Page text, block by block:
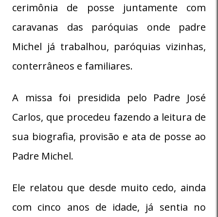
cerimônia de posse juntamente com
caravanas das paróquias onde padre
Michel já trabalhou, paróquias vizinhas,
conterrâneos e familiares.
A missa foi presidida pelo Padre José
Carlos, que procedeu fazendo a leitura de
sua biografia, provisão e ata de posse ao
Padre Michel.
Ele relatou que desde muito cedo, ainda
com cinco anos de idade, já sentia no